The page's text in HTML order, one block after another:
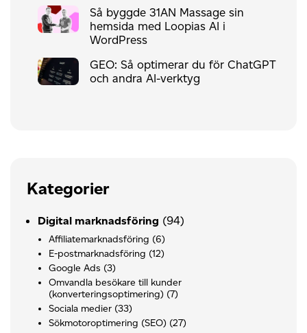
Så byggde 31AN Massage sin
hemsida med Loopias AI i
WordPress
GEO: Så optimerar du för ChatGPT
och andra AI-verktyg
Kategorier
Digital marknadsföring (94)
Affiliatemarknadsföring (6)
E-postmarknadsföring (12)
Google Ads (3)
Omvandla besökare till kunder
(konverteringsoptimering) (7)
Sociala medier (33)
Sökmotoroptimering (SEO) (27)